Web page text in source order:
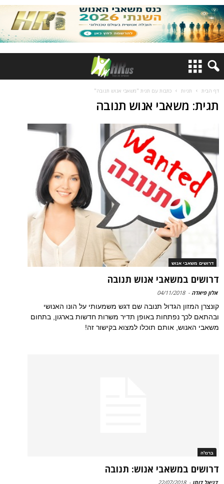
דף הבית תגיות כתבות עם תגית "משאבי אנוש תנובה"
תגית: משאבי אנוש תנובה
דרושים משאבי אנוש
דרושים במשאבי אנוש תנובה
אלון פיאדה -
04/11/2018
קונצרן המזון הגדול תנובה שם דגש משמעותי על הונו האנושי
ובהתאם לכך נפתחות באופן תדיר משרות חדשות בארגון, בתחום
משאבי האנוש, אותם תוכלו למצוא בקישור זה!
ברנז'ה
דרושים במשאבי אנוש: תנובה
דניאל דותן -
22/07/2018